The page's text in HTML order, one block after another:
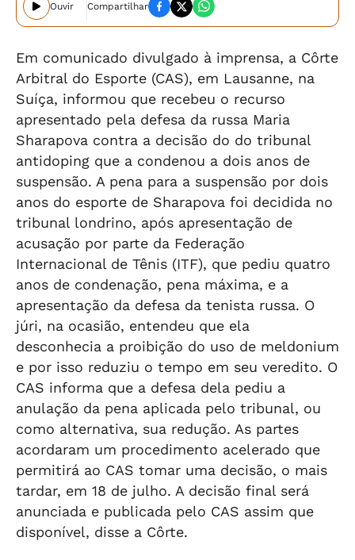
Ouvir Compartilhar
Em comunicado divulgado à imprensa, a Côrte
Arbitral do Esporte (CAS), em Lausanne, na
Suíça, informou que recebeu o recurso
apresentado pela defesa da russa Maria
Sharapova contra a decisão do do tribunal
antidoping que a condenou a dois anos de
suspensão. A pena para a suspensão por dois
anos do esporte de Sharapova foi decidida no
tribunal londrino, após apresentação de
acusação por parte da Federação
Internacional de Tênis (ITF), que pediu quatro
anos de condenação, pena máxima, e a
apresentação da defesa da tenista russa. O
júri, na ocasião, entendeu que ela
desconhecia a proibição do uso de meldonium
e por isso reduziu o tempo em seu veredito. O
CAS informa que a defesa dela pediu a
anulação da pena aplicada pelo tribunal, ou
como alternativa, sua redução. As partes
acordaram um procedimento acelerado que
permitirá ao CAS tomar uma decisão, o mais
tardar, em 18 de julho. A decisão final será
anunciada e publicada pelo CAS assim que
disponível, disse a Côrte.